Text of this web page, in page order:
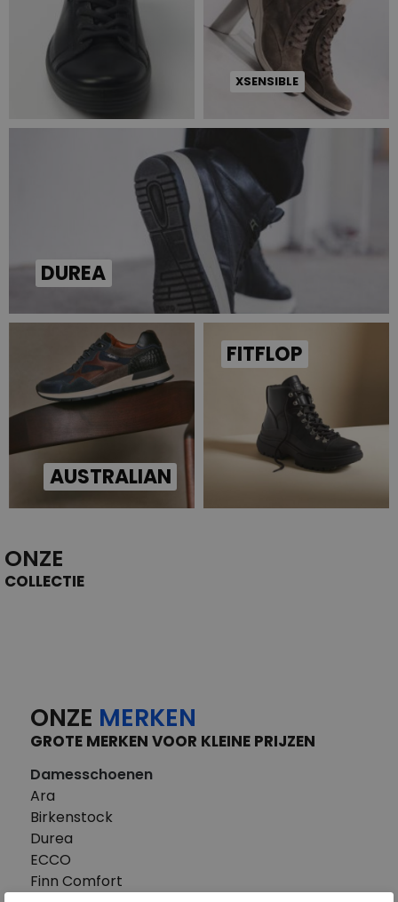
XSENSIBLE
DUREA
AUSTRALIAN
FITFLOP
ONZE
COLLECTIE
ONZE MERKEN
GROTE MERKEN VOOR KLEINE PRIJZEN
Damesschoenen
Ara
Birkenstock
Durea
ECCO
Finn Comfort